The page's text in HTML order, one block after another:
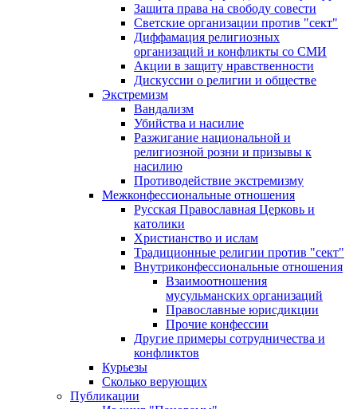
Защита права на свободу совести
Светские организации против "сект"
Диффамация религиозных
организаций и конфликты со СМИ
Акции в защиту нравственности
Дискуссии о религии и обществе
Экстремизм
Вандализм
Убийства и насилие
Разжигание национальной и
религиозной розни и призывы к
насилию
Противодействие экстремизму
Межконфессиональные отношения
Русская Православная Церковь и
католики
Христианство и ислам
Традиционные религии против "сект"
Внутриконфессиональные отношения
Взаимоотношения
мусульманских организаций
Православные юрисдикции
Прочие конфессии
Другие примеры сотрудничества и
конфликтов
Курьезы
Сколько верующих
Публикации